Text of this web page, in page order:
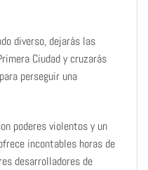
diverso, dejarás las
Ciudad y cruzarás
perseguir una
poderes violentos y un
incontables horas de
desarrolladores de